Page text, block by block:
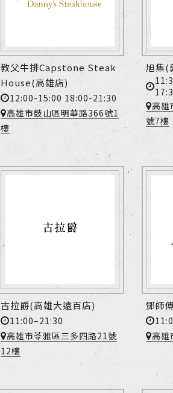
教父牛排Capstone Steak
House(高雄店)
12:00-15:00 18:00-21:30
高雄市鼓山區明華路366號1
樓
旭集(
高雄
號7樓
古拉爵(高雄大遠百店)
11:00–21:30
高雄市苓雅區三多四路21號
12樓
鄧師
高雄